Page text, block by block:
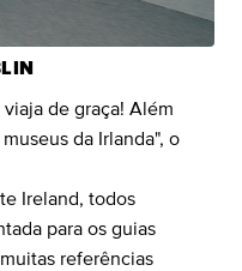
de graça! Além
da Irlanda", o
Ireland, todos
para os guias
referências